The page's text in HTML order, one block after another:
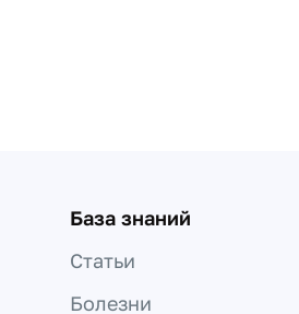
База знаний
Статьи
Болезни